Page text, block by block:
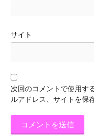
サイト
次回のコメントで使用す
ルアドレス、サイトを保